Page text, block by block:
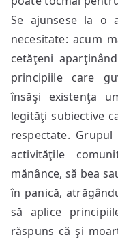
Se ajunsese la o
necesitate: acum
cetăţeni
principiile care
însăşi existenţa
legităţi subiective
respectate.
activităţile
mănânce, să bea
în panică,
să aplice
răspuns că şi